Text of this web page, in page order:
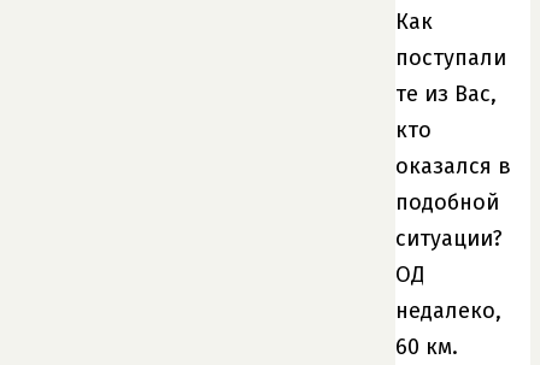
Как
поступали
те из Вас,
кто
оказался в
подобной
ситуации?
ОД
недалеко,
60 км.